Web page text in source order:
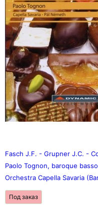
Fasch J.F. - Grupner J.C. -
Paolo Tognon, baroque
Orchestra Capella Savaria
Под заказ